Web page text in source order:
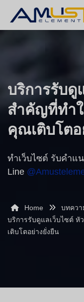
บริการรับดู
สำคัญที่ทำ
คุณเติบโต
ทำเว็บไซต์ รับคำแ
Line
Home
บทควา
บริการรับดูแลเว็บไซต์
เติบโตอย่างยั่งยืน